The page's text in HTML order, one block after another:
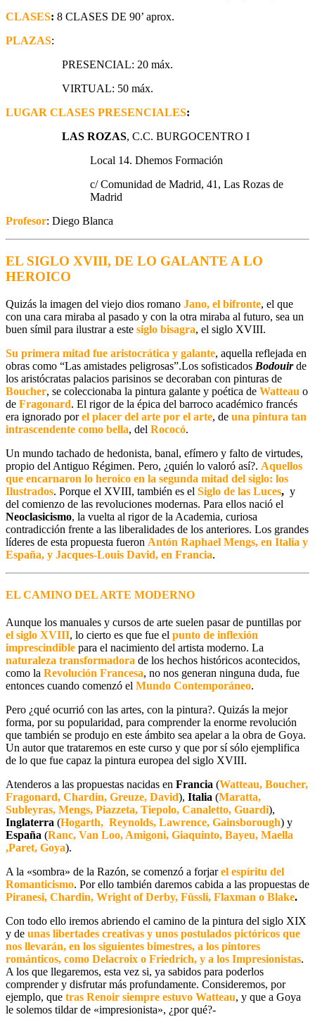
CLASES: 8 CLASES DE 90’ aprox.
PLAZAS:
PRESENCIAL: 20 máx.
VIRTUAL: 50 máx.
LUGAR CLASES PRESENCIALES:
LAS ROZAS, C.C. BURGOCENTRO I
Local 14. Dhemos Formación
c/ Comunidad de Madrid, 41, Las Rozas de
Madrid
Profesor: Diego Blanca
EL SIGLO XVIII, DE LO GALANTE A LO
HEROICO
Quizás la imagen del viejo dios romano Jano, el bifronte, el que
con una cara miraba al pasado y con la otra miraba al futuro, sea un
buen símil para ilustrar a este siglo bisagra, el siglo XVIII.
Su primera mitad fue aristocrática y galante, aquella reflejada en
obras como “Las amistades peligrosas”.Los sofisticados Bodouir de
los aristócratas palacios parisinos se decoraban con pinturas de
Boucher, se coleccionaba la pintura galante y poética de Watteau o
de Fragonard. El rigor de la épica del barroco académico francés
era ignorado porel placer del arte por el arte, de una pintura tan
intrascendente como bella, del Rococó.
Un mundo tachado de hedonista, banal, efímero y falto de virtudes,
propio del Antiguo Régimen. Pero, ¿quién lo valoró así?. Aquellos
que encarnaron lo heroico en la segunda mitad del siglo: los
Ilustrados. Porque el XVIII, también es el Siglo de las Luces, y
del comienzo de las revoluciones modernas. Para ellos nació el
Neoclasicismo, la vuelta al rigor de la Academia, curiosa
contradicción frente a las liberalidades de los anteriores. Los grandes
líderes de esta propuesta fueron Antón Raphael Mengs, en Italia y
España, y Jacques-Louis David, en Francia.
EL CAMINO DEL ARTE MODERNO
Aunque los manuales y cursos de arte suelen pasar de puntillas por
el siglo XVIII, lo cierto es que fue el punto de inflexión
imprescindible para el nacimiento del artista moderno. La
naturaleza transformadora de los hechos históricos acontecidos,
como la Revolución Francesa, no nos generan ninguna duda, fue
entonces cuando comenzó el Mundo Contemporáneo.
Pero ¿qué ocurrió con las artes, con la pintura?. Quizás la mejor
forma, por su popularidad, para comprender la enorme revolución
que también se produjo en este ámbito sea apelar a la obra de Goya.
Un autor que trataremos en este curso y que por sí sólo ejemplifica
de lo que fue capaz la pintura europea del siglo XVIII.
Atenderos a las propuestas nacidas en Francia (Watteau, Boucher,
Fragonard, Chardin, Greuze, David), Italia (Maratta,
Subleyras, Mengs, Piazzeta, Tiepolo, Canaletto, Guardi),
Inglaterra (Hogarth, Reynolds, Lawrence, Gainsborough) y
España (Ranc, Van Loo, Amigoni, Giaquinto, Bayeu, Maella
,Paret, Goya).
A la «sombra» de la Razón, se comenzó a forjarel espíritu del
Romanticismo. Por ello también daremos cabida a las propuestas de
Piranesi, Chardin, Wright of Derby, Füssli, Flaxman o Blake.
Con todo ello iremos abriendo el camino de la pintura del siglo XIX
y de unas libertades creativas y unos postulados pictóricos que
nos llevarán, en los siguientes bimestres, a los pintores
románticos, como Delacroix o Friedrich, y a los Impresionistas.
A los que llegaremos, esta vez si, ya sabidos para poderlos
comprender y disfrutar más profundamente. Consideremos, por
ejemplo, que tras Renoir siempre estuvo Watteau, y que a Goya
le solemos tildar de «impresionista», ¿por qué?-